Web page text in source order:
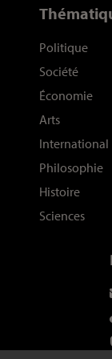
Politique
Société
Économie
Arts
International
Philosophie
Histoire
Sciences